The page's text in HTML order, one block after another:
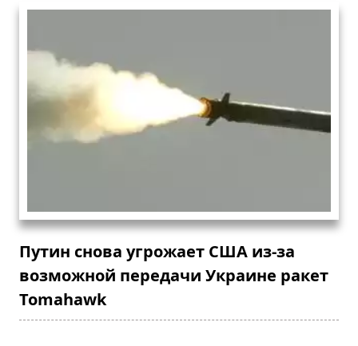
Путин снова угрожает США из-за
возможной передачи Украине ракет
Tomahawk